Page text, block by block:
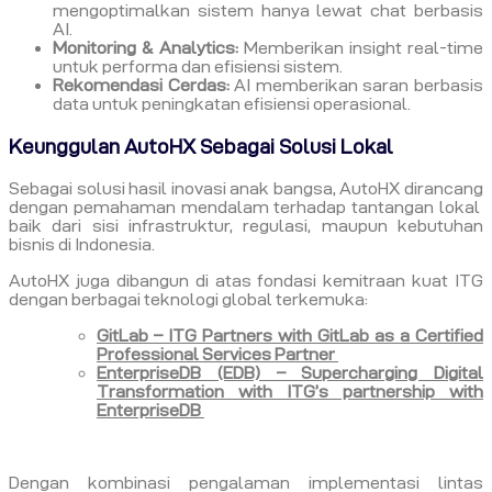
mengoptimalkan sistem hanya lewat chat berbasis
AI.
Monitoring & Analytics: Memberikan insight real-time
untuk performa dan efisiensi sistem.
Rekomendasi Cerdas:AI memberikan saran berbasis
data untuk peningkatan efisiensi operasional.
Keunggulan AutoHX Sebagai Solusi Lokal
Sebagai solusi hasil inovasi anak bangsa, AutoHX dirancang
dengan pemahaman mendalam terhadap tantangan lokal
baik dari sisi infrastruktur, regulasi, maupun kebutuhan
bisnis di Indonesia.
AutoHX juga dibangun di atas fondasi kemitraan kuat ITG
dengan berbagai teknologi global terkemuka:
GitLab – ITG Partners with GitLab as a Certified
Professional Services Partner
EnterpriseDB (EDB) – Supercharging Digital
Transformation with ITG’s partnership with
EnterpriseDB
Dengan kombinasi pengalaman implementasi lintas